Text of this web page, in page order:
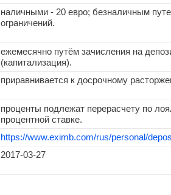
наличными - 20 евро; безналичным
ограничений.
ежемесячно путём зачисления на
(капитализация).
приравнивается к досрочному
проценты подлежат перерасчету по
процентной ставке.
https://www.eximb.com/rus/personal/
2017-03-27